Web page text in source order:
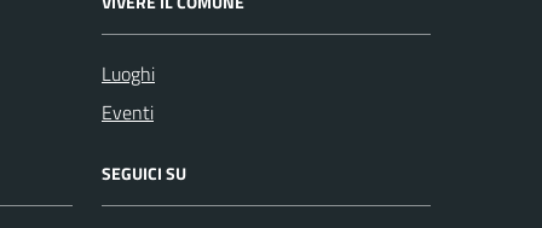
Luoghi
Eventi
SEGUICI SU